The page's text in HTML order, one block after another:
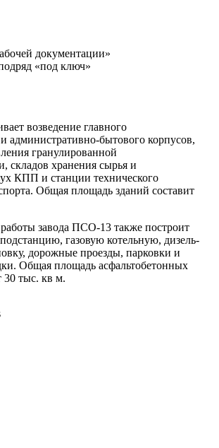
документации»
«под ключ»
возведение главного
административно-бытового корпусов,
гранулированной
складов хранения сырья и
КПП и станции технического
Общая площадь зданий составит
завода ПСО-13 также построит
газовую котельную, дизель-
дорожные проезды, парковки и
Общая площадь асфальтобетонных
тыс. кв м.